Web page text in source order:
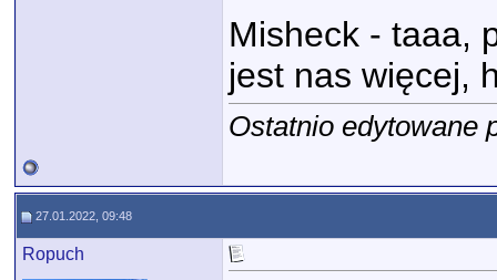
Misheck - taaa,
jest nas więcej,
Ostatnio edytowane
27.01.2022, 09:48
Ropuch